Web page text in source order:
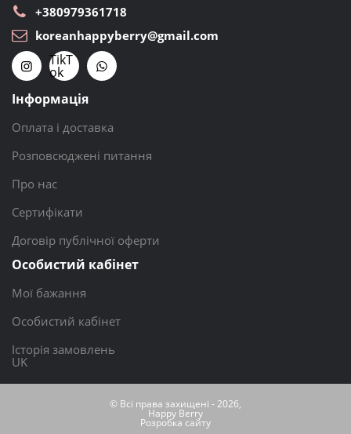
+380979361718
koreanhappyberry@gmail.com
TikT
ok
Інформація
Оплата і доставка
Розповсюджені питання
Про нас
Сертифікати
Договір публічної оферти
Особистий кабінет
Мої бажання
Особистий кабінет
Історія замовлень
UK
© Всі права захищені - 2026,
Happy Berry
Розробка сайту